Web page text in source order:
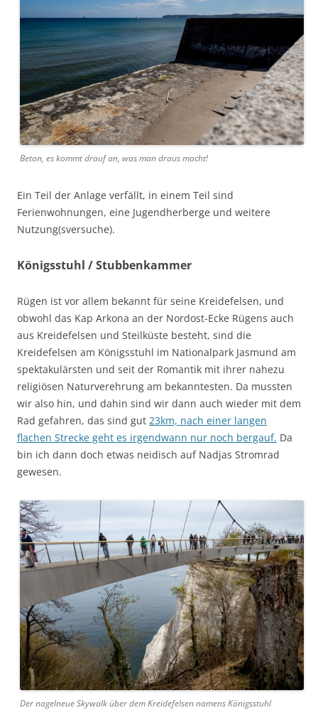
Beton, es kommt drauf an, was man draus macht!
Ein Teil der Anlage verfällt, in einem Teil sind
Ferienwohnungen, eine Jugendherberge und weitere
Nutzung(sversuche).
Königsstuhl / Stubbenkammer
Rügen ist vor allem bekannt für seine Kreidefelsen, und
obwohl das Kap Arkona an der Nordost-Ecke Rügens auch
aus Kreidefelsen und Steilküste besteht, sind die
Kreidefelsen am Königsstuhl im Nationalpark Jasmund am
spektakulärsten und seit der Romantik mit ihrer nahezu
religiösen Naturverehrung am bekanntesten. Da mussten
wir also hin, und dahin sind wir dann auch wieder mit dem
Rad gefahren, das sind gut 23km, nach einer langen
flachen Strecke geht es irgendwann nur noch bergauf. Da
bin ich dann doch etwas neidisch auf Nadjas Stromrad
gewesen.
Der nagelneue Skywalk über dem Kreidefelsen namens Königsstuhl